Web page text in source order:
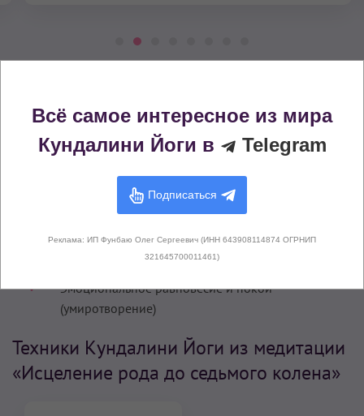
эффектами
Исцеление и избавление от болезней
Исцеление кармы предков
Исцеление прошлого
Очищение (исцеление) кармы
Развитие бесстрашия
Эмоциональное равновесие и покой
(умиротворение)
Техники Кундалини Йоги из медитации
«Исцеление рода до седьмого колена»
Всё самое интересное из мира
Кундалини Йоги в
Telegram
Подписаться
Реклама: ИП Фунбаю Олег Сергеевич (ИНН 643908114874 ОГРНИП
321645700011461)